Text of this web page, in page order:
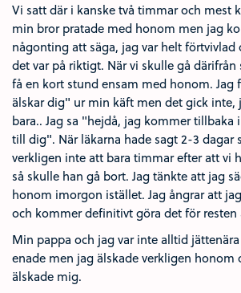
Vi satt där i kanske två timmar och mest
min bror pratade med honom men jag
någonting att säga, jag var helt
det var på riktigt. När vi skulle gå
få en kort stund ensam med honom. Jag
älskar dig" ur min käft men det gick inte,
bara.. Jag sa "hejdå, jag kommer
till dig". När läkarna hade sagt 2-3 dagar
verkligen inte att bara timmar efter att vi
så skulle han gå bort. Jag tänkte att jag
honom imorgon istället. Jag ångrar att
och kommer definitivt göra det för resten
Min pappa och jag var inte alltid
enade men jag älskade verkligen honom
älskade mig.